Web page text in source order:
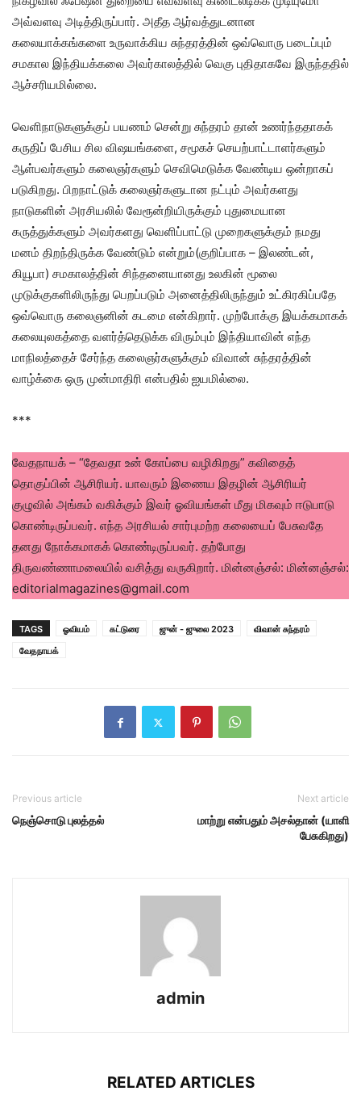
அவ்வளவு அடித்திருப்பார். அதீத ஆர்வத்துடனான
கலையாக்கங்களை உருவாக்கிய சுந்தரத்தின் ஒவ்வொரு படைப்பும்
சமகால இந்தியக்கலை அவர்காலத்தில் வெகு புதிதாகவே இருந்ததில்
ஆச்சரியமில்லை.
வெளிநாடுகளுக்குப் பயணம் சென்று சுந்தரம் தான் உணர்ந்ததாகக்
கருதிப் பேசிய சில விஷயங்களை, சமூகச் செயற்பாட்டாளர்களும்
ஆள்பவர்களும் கலைஞர்களும் செவிமெடுக்க வேண்டிய ஒன்றாகப்
படுகிறது. பிறநாட்டுக் கலைஞர்களுடான நட்பும் அவர்களது
நாடுகளின் அரசியலில் வேரூன்றியிருக்கும் புதுமையான
கருத்துக்களும் அவர்களது வெளிப்பாட்டு முறைகளுக்கும் நமது
மனம் திறந்திருக்க வேண்டும் என்றும்(குறிப்பாக – இலண்டன்,
கியூபா) சமகாலத்தின் சிந்தனையானது உலகின் மூலை
முடுக்குகளிலிருந்து பெறப்படும் அனைத்திலிருந்தும் உட்கிரகிப்பதே
ஒவ்வொரு கலைஞனின் கடமை என்கிறார். முற்போக்கு இயக்கமாகக்
கலையுலகத்தை வளர்த்தெடுக்க விரும்பும் இந்தியாவின் எந்த
மாநிலத்தைச் சேர்ந்த கலைஞர்களுக்கும் விவான் சுந்தரத்தின்
வாழ்க்கை ஒரு முன்மாதிரி என்பதில் ஐயமில்லை.
***
வேதநாயக் – “தேவதா உன் கோப்பை வழிகிறது” கவிதைத்
தொகுப்பின் ஆசிரியர். யாவரும் இணைய இதழின் ஆசிரியர்
குழுவில் அங்கம் வகிக்கும் இவர் ஓவியங்கள் மீது மிகவும் ஈடுபாடு
கொண்டிருப்பவர். எந்த அரசியல் சார்புமற்ற கலையைப் பேசுவதே
தனது நோக்கமாகக் கொண்டிருப்பவர். தற்போது
திருவண்ணாமலையில் வசித்து வருகிறார். மின்னஞ்சல்: மின்னஞ்சல்:
editorialmagazines@gmail.com
TAGS ஓவியம் கட்டுரை ஜுன் - ஜுலை 2023
விவான் சுந்தரம்
வேதநாயக்
Previous article
நெஞ்சொடு புலத்தல்
Next article
மாற்று என்பதும் அசல்தான் (யாளி
பேசுகிறது)
admin
RELATED ARTICLES